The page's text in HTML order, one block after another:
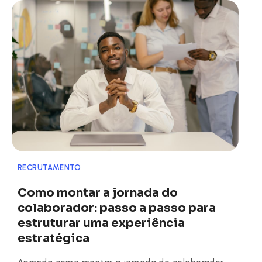
RECRUTAMENTO
Como montar a jornada do
colaborador: passo a passo para
estruturar uma experiência
estratégica